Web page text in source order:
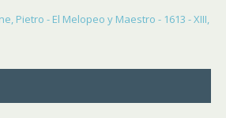
Pietro - El Melopeo y Maestro - 1613 - XIII,